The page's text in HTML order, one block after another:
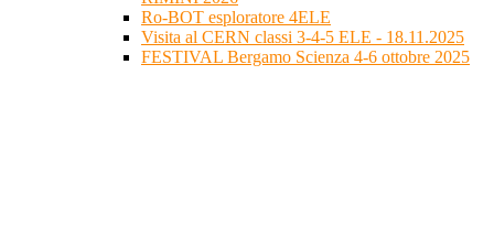
Ro-BOT esploratore 4ELE
Visita al CERN classi 3-4-5 ELE - 18.11.2025
FESTIVAL Bergamo Scienza 4-6 ottobre 2025